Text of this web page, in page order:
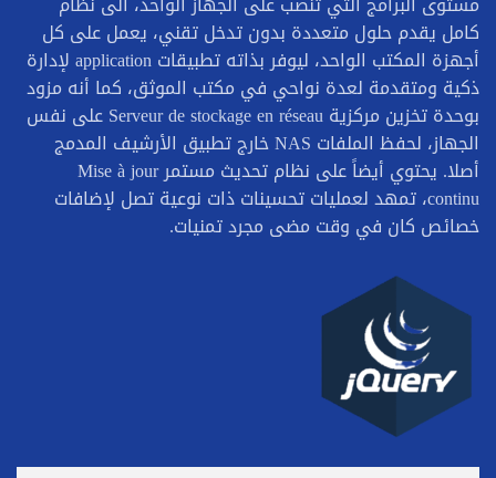
كامل يقدم حلول متعددة بدون تدخل تقني، يعمل على كل
أجهزة المكتب الواحد، ليوفر بذاته تطبيقات application لإدارة
ذكية ومتقدمة لعدة نواحي في مكتب الموثق، كما أنه مزود
بوحدة تخزين مركزية Serveur de stockage en réseau على نفس
الجهاز، لحفظ الملفات NAS خارج تطبيق الأرشيف المدمج
أصلا. يحتوي أيضاً على نظام تحديث مستمر Mise à jour
continu، تمهد لعمليات تحسينات ذات نوعية تصل لإضافات
خصائص كان في وقت مضى مجرد تمنيات.